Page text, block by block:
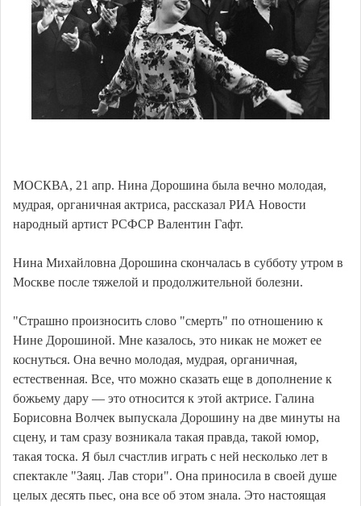
МОСКВА, 21 апр. Нина Дорошина была вечно молодая,
мудрая, органичная актриса, рассказал РИА Новости
народный артист РСФСР Валентин Гафт.
Нина Михайловна Дорошина скончалась в субботу утром в
Москве после тяжелой и продолжительной болезни.
"Страшно произносить слово "смерть" по отношению к
Нине Дорошиной. Мне казалось, это никак не может ее
коснуться. Она вечно молодая, мудрая, органичная,
естественная. Все, что можно сказать еще в дополнение к
божьему дару — это относится к этой актрисе. Галина
Борисовна Волчек выпускала Дорошину на две минуты на
сцену, и там сразу возникала такая правда, такой юмор,
такая тоска. Я был счастлив играть с ней несколько лет в
спектакле "Заяц. Лав стори". Она приносила в своей душе
целых десять пьес, она все об этом знала. Это настоящая